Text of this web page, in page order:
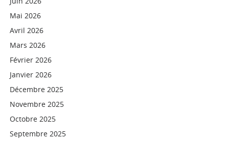
Mai 2026
Avril 2026
Mars 2026
Février 2026
Janvier 2026
Décembre 2025
Novembre 2025
Octobre 2025
Septembre 2025